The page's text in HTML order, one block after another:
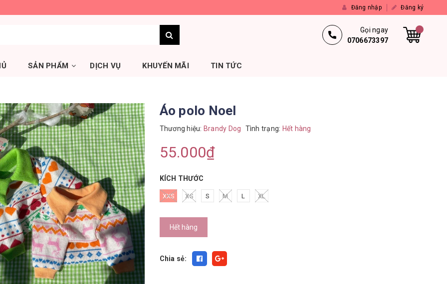
Đăng nhập Đăng ký
Gọi ngay
0706673397
SẢN PHẨM DỊCH VỤ KHUYẾN MÃI TIN TỨC
Áo polo Noel
Thương hiệu: Brandy Dog Tình trạng: Hết hàng
55.000₫
KÍCH THƯỚC
XXS XS S M L XL
Hết hàng
Chia sẻ: